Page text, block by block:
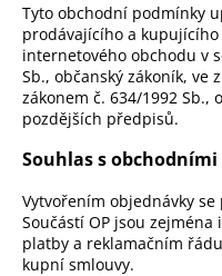
Tyto obchodní podmínky
prodávajícího a
internetového obchodu v
Sb., občanský zákoník, ve
zákonem č. 634/1992
pozdějších předpisů.
Souhlas s
Vytvořením objednávky se
Součástí OP jsou
platby a reklamačním
kupní smlouvy.